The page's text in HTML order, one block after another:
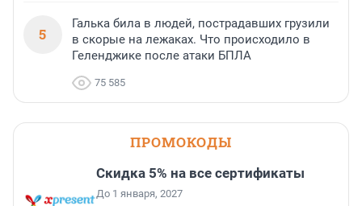
5
Галька била в людей, пострадавших грузили
в скорые на лежаках. Что происходило в
Геленджике после атаки БПЛА
75 585
ПРОМОКОДЫ
Скидка 5% на все сертификаты
До 1 января, 2027